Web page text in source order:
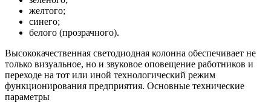
желтого;
синего;
белого (прозрачного).
Высококачественная светодиодная колонна обеспечивает не
только визуальное, но и звуковое оповещение работников и
переходе на тот или иной технологический режим
функционирования предприятия. Основные технические
параметры